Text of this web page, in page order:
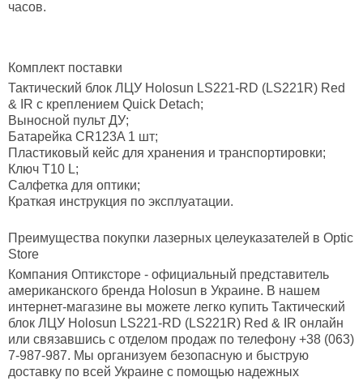
часов.
Комплект поставки
Тактический блок ЛЦУ Holosun LS221-RD (LS221R) Red
& IR с креплением Quick Detach;
Выносной пульт ДУ;
Батарейка CR123A 1 шт;
Пластиковый кейс для хранения и транспортировки;
Ключ T10 L;
Салфетка для оптики;
Краткая инструкция по эксплуатации.
Преимущества покупки лазерных целеуказателей в Optic
Store
Компания Оптиксторе - официальный представитель
американского бренда Holosun в Украине. В нашем
интернет-магазине вы можете легко купить Тактический
блок ЛЦУ Holosun LS221-RD (LS221R) Red & IR онлайн
или связавшись с отделом продаж по телефону +38 (063)
7-987-987. Мы организуем безопасную и быструю
доставку по всей Украине с помощью надежных